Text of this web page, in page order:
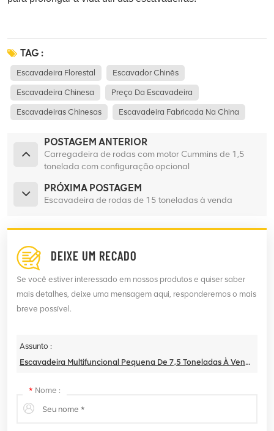
TAG :
Escavadeira Florestal Escavador Chinês
Escavadeira Chinesa Preço Da Escavadeira
Escavadeiras Chinesas Escavadeira Fabricada Na China
POSTAGEM ANTERIOR
Carregadeira de rodas com motor Cummins de 1,5
tonelada com configuração opcional
PRÓXIMA POSTAGEM
Escavadeira de rodas de 15 toneladas à venda
DEIXE UM RECADO
Se você estiver interessado em nossos produtos e quiser saber
mais detalhes, deixe uma mensagem aqui, responderemos o mais
breve possível.
Assunto :
Escavadeira Multifuncional Pequena De 7,5 Toneladas À Venda
* Nome :